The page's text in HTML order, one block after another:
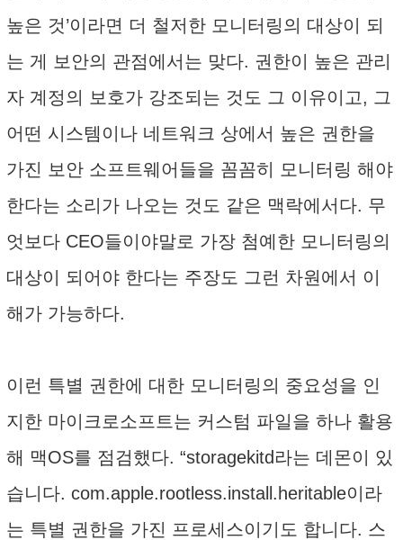
높은 것’이라면 더 철저한 모니터링의 대상이 되
는 게 보안의 관점에서는 맞다. 권한이 높은 관리
자 계정의 보호가 강조되는 것도 그 이유이고, 그
어떤 시스템이나 네트워크 상에서 높은 권한을
가진 보안 소프트웨어들을 꼼꼼히 모니터링 해야
한다는 소리가 나오는 것도 같은 맥락에서다. 무
엇보다 CEO들이야말로 가장 첨예한 모니터링의
대상이 되어야 한다는 주장도 그런 차원에서 이
해가 가능하다.
이런 특별 권한에 대한 모니터링의 중요성을 인
지한 마이크로소프트는 커스텀 파일을 하나 활용
해 맥OS를 점검했다. “storagekitd라는 데몬이 있
습니다. com.apple.rootless.install.heritable이라
는 특별 권한을 가진 프로세스이기도 합니다. 스